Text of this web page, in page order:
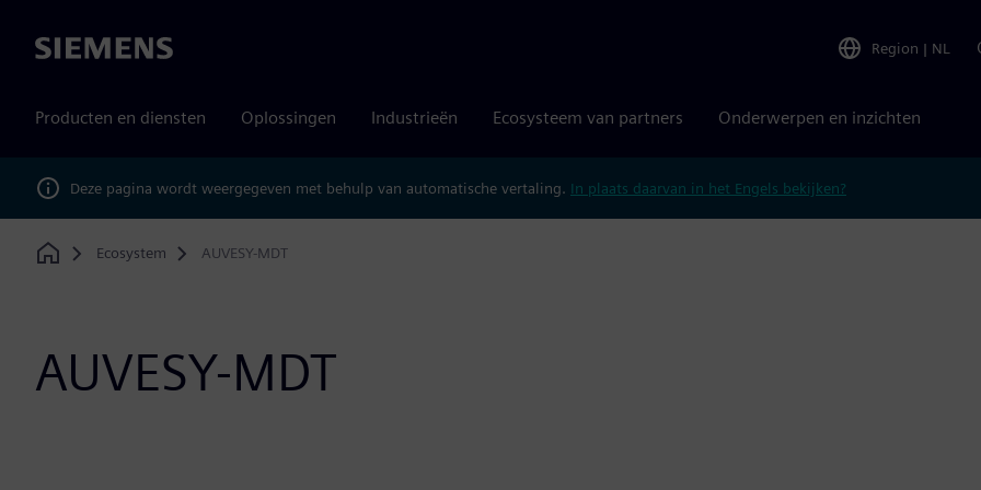
Siemens Region | NL
Producten en diensten Oplossingen Industrieën Ecosysteem van partners Onderwerpen en inzichten
Deze pagina wordt weergegeven met behulp van automatische vertaling. In plaats daarvan in het Engels bekijken?
Home
Ecosystem AUVESY-MDT
AUVESY-MDT